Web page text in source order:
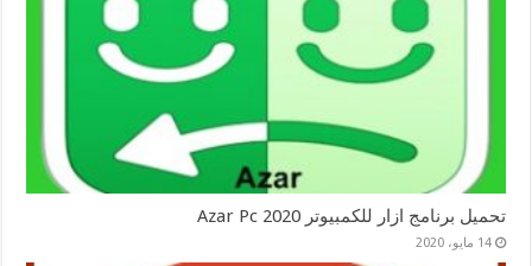
تحميل برنامج ازار للكمبيوتر 2020 Azar Pc
14 مايو، 2020